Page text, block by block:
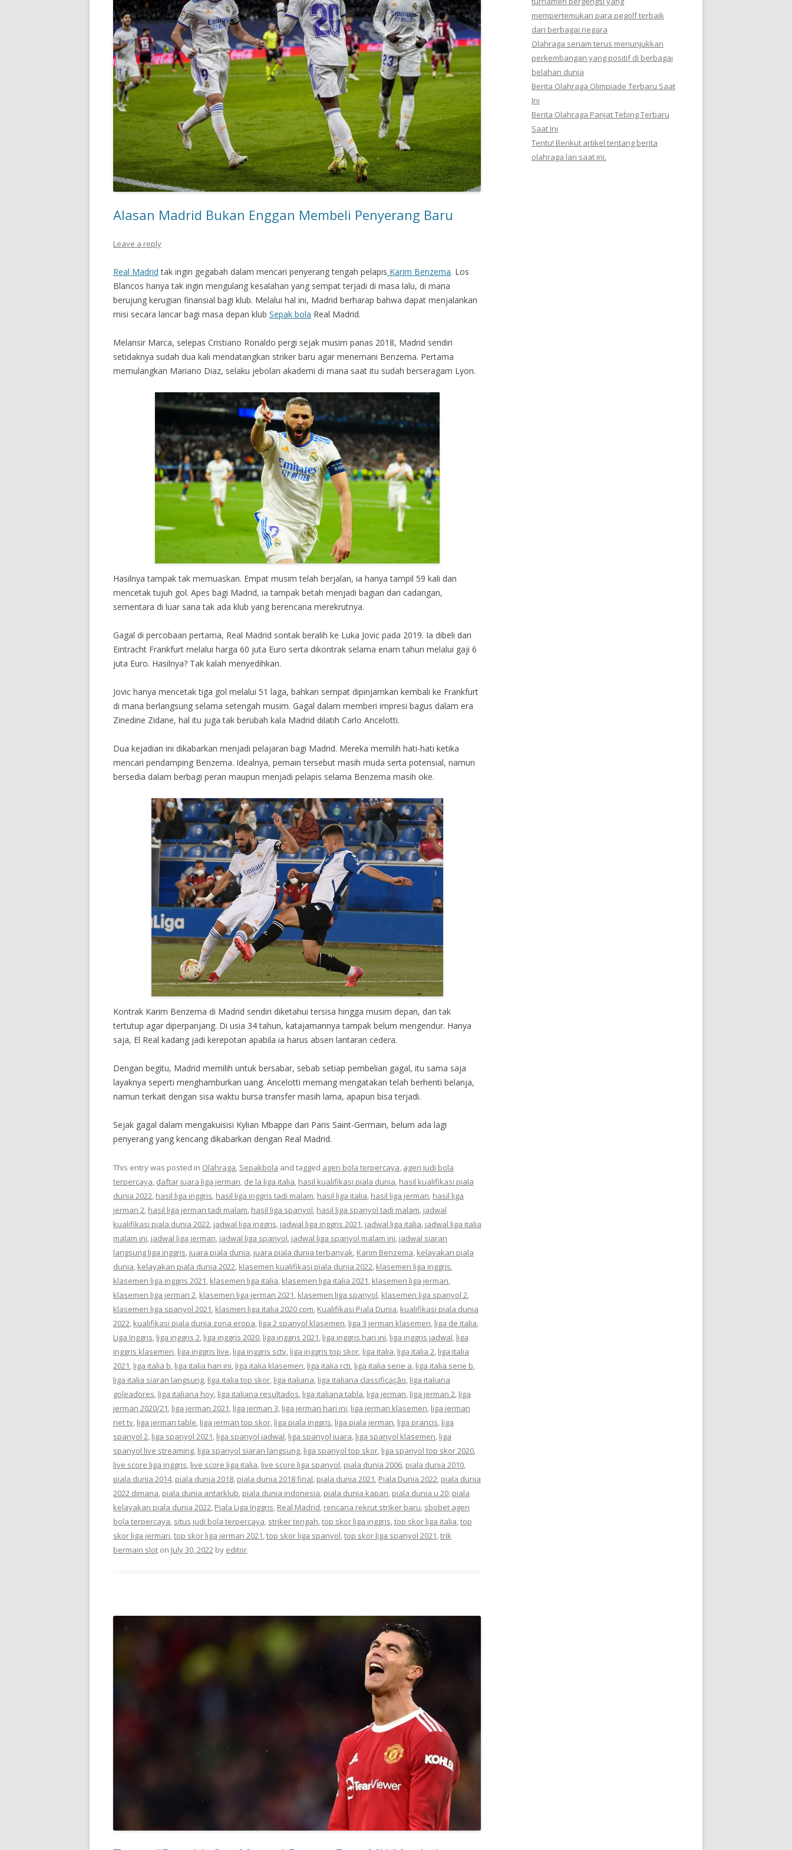
Alasan Madrid Bukan Enggan Membeli Penyerang Baru
Leave a reply
Real Madrid tak ingin gegabah dalam mencari penyerang tengah pelapis Karim Benzema. Los
Blancos hanya tak ingin mengulang kesalahan yang sempat terjadi di masa lalu, di mana
berujung kerugian finansial bagi klub. Melalui hal ini, Madrid berharap bahwa dapat menjalankan
misi secara lancar bagi masa depan klub Sepak bola Real Madrid.
Melansir Marca, selepas Cristiano Ronaldo pergi sejak musim panas 2018, Madrid sendiri
setidaknya sudah dua kali mendatangkan striker baru agar menemani Benzema. Pertama
memulangkan Mariano Diaz, selaku jebolan akademi di mana saat itu sudah berseragam Lyon.
Hasilnya tampak tak memuaskan. Empat musim telah berjalan, ia hanya tampil 59 kali dan
mencetak tujuh gol. Apes bagi Madrid, ia tampak betah menjadi bagian dari cadangan,
sementara di luar sana tak ada klub yang berencana merekrutnya.
Gagal di percobaan pertama, Real Madrid sontak beralih ke Luka Jovic pada 2019. Ia dibeli dari
Eintracht Frankfurt melalui harga 60 juta Euro serta dikontrak selama enam tahun melalui gaji 6
juta Euro. Hasilnya? Tak kalah menyedihkan.
Jovic hanya mencetak tiga gol melalui 51 laga, bahkan sempat dipinjamkan kembali ke Frankfurt
di mana berlangsung selama setengah musim. Gagal dalam memberi impresi bagus dalam era
Zinedine Zidane, hal itu juga tak berubah kala Madrid dilatih Carlo Ancelotti.
Dua kejadian ini dikabarkan menjadi pelajaran bagi Madrid. Mereka memilih hati-hati ketika
mencari pendamping Benzema. Idealnya, pemain tersebut masih muda serta potensial, namun
bersedia dalam berbagi peran maupun menjadi pelapis selama Benzema masih oke.
Kontrak Karim Benzema di Madrid sendiri diketahui tersisa hingga musim depan, dan tak
tertutup agar diperpanjang. Di usia 34 tahun, katajamannya tampak belum mengendur. Hanya
saja, El Real kadang jadi kerepotan apabila ia harus absen lantaran cedera.
Dengan begitu, Madrid memilih untuk bersabar, sebab setiap pembelian gagal, itu sama saja
layaknya seperti menghamburkan uang. Ancelotti memang mengatakan telah berhenti belanja,
namun terkait dengan sisa waktu bursa transfer masih lama, apapun bisa terjadi.
Sejak gagal dalam mengakuisisi Kylian Mbappe dari Paris Saint-Germain, belum ada lagi
penyerang yang kencang dikabarkan dengan Real Madrid.
This entry was posted in Olahraga, Sepakbola and tagged agen bola terpercaya, agen judi bola
terpercaya, daftar juara liga jerman, de la liga italia, hasil kualifikasi piala dunia, hasil kualifikasi piala
dunia 2022, hasil liga inggris, hasil liga inggris tadi malam, hasil liga italia, hasil liga jerman, hasil liga
jerman 2, hasil liga jerman tadi malam, hasil liga spanyol, hasil liga spanyol tadi malam, jadwal
kualifikasi piala dunia 2022, jadwal liga inggris, jadwal liga inggris 2021, jadwal liga italia, jadwal liga italia
malam ini, jadwal liga jerman, jadwal liga spanyol, jadwal liga spanyol malam ini, jadwal siaran
langsung liga inggris, juara piala dunia, juara piala dunia terbanyak, Karim Benzema, kelayakan piala
dunia, kelayakan piala dunia 2022, klasemen kualifikasi piala dunia 2022, klasemen liga inggris,
klasemen liga inggris 2021, klasemen liga italia, klasemen liga italia 2021, klasemen liga jerman,
klasemen liga jerman 2, klasemen liga jerman 2021, klasemen liga spanyol, klasemen liga spanyol 2,
klasemen liga spanyol 2021, klasmen liga italia 2020 com, Kualifikasi Piala Dunia, kualifikasi piala dunia
2022, kualifikasi piala dunia zona eropa, liga 2 spanyol klasemen, liga 3 jerman klasemen, liga de italia,
Liga Inggris, liga inggris 2, liga inggris 2020, liga inggris 2021, liga inggris hari ini, liga inggris jadwal, liga
inggris klasemen, liga inggris live, liga inggris sctv, liga inggris top skor, liga italia, liga italia 2, liga italia
2021, liga italia b, liga italia hari ini, liga italia klasemen, liga italia rcti, liga italia serie a, liga italia serie b,
liga italia siaran langsung, liga italia top skor, liga italiana, liga italiana classificação, liga italiana
goleadores, liga italiana hoy, liga italiana resultados, liga italiana tabla, liga jerman, liga jerman 2, liga
jerman 2020/21, liga jerman 2021, liga jerman 3, liga jerman hari ini, liga jerman klasemen, liga jerman
net tv, liga jerman table, liga jerman top skor, liga piala inggris, liga piala jerman, liga prancis, liga
spanyol 2, liga spanyol 2021, liga spanyol jadwal, liga spanyol juara, liga spanyol klasemen, liga
spanyol live streaming, liga spanyol siaran langsung, liga spanyol top skor, liga spanyol top skor 2020,
live score liga inggris, live score liga italia, live score liga spanyol, piala dunia 2006, piala dunia 2010,
piala dunia 2014, piala dunia 2018, piala dunia 2018 final, piala dunia 2021, Piala Dunia 2022, piala dunia
2022 dimana, piala dunia antarklub, piala dunia indonesia, piala dunia kapan, piala dunia u 20, piala
kelayakan piala dunia 2022, Piala Liga Inggris, Real Madrid, rencana rekrut striker baru, sbobet agen
bola terpercaya, situs judi bola terpercaya, striker tengah,top skor liga inggris,top skor liga italia,top
skor liga jerman,top skor liga jerman 2021,top skor liga spanyol,top skor liga spanyol 2021,trik
bermain slot on July 30, 2022 by editor.
mempertemukan para pegolf terbaik
dari berbagai negara
Olahraga senam terus menunjukkan
perkembangan yang positif di berbagai
belahan dunia
Berita Olahraga Olimpiade Terbaru Saat
Ini
Berita Olahraga Panjat Tebing Terbaru
Saat Ini
Tentu! Berikut artikel tentang berita
olahraga lari saat ini.